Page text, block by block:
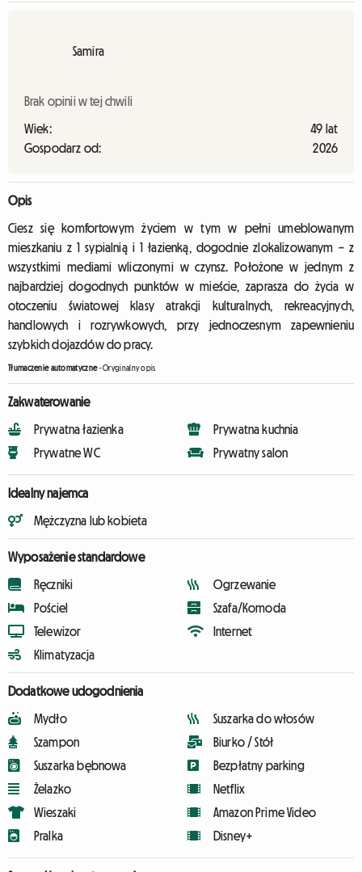
Samira
Brak opinii w tej chwili
Wiek:
49 lat
Gospodarz od:
2026
Opis
Ciesz się komfortowym życiem w tym w pełni umeblowanym
mieszkaniu z 1 sypialnią i 1 łazienką, dogodnie zlokalizowanym – z
wszystkimi mediami wliczonymi w czynsz. Położone w jednym z
najbardziej dogodnych punktów w mieście, zaprasza do życia w
otoczeniu światowej klasy atrakcji kulturalnych, rekreacyjnych,
handlowych i rozrywkowych, przy jednoczesnym zapewnieniu
szybkich dojazdów do pracy.
Tłumaczenie automatyczne-Oryginalny opis
Zakwaterowanie
Prywatna łazienka
Prywatne WC
Prywatna kuchnia
Prywatny salon
Idealny najemca
Mężczyzna lub kobieta
Wyposażenie standardowe
Ręczniki
Pościel
Telewizor
Klimatyzacja
Ogrzewanie
Szafa/Komoda
Internet
Dodatkowe udogodnienia
Mydło
Szampon
Suszarka bębnowa
Żelazko
Wieszaki
Pralka
Suszarka do włosów
Biurko / Stół
Bezpłatny parking
Netflix
Amazon Prime Video
Disney+